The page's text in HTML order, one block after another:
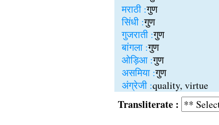
मराठी :गुण
सिंधी :गुण
गुजराती :गुण
बांगला :गुण
ओड़िआ :गुण
असमिया :गुण
अंग्रेजी :quality, virtue
Transliterate :